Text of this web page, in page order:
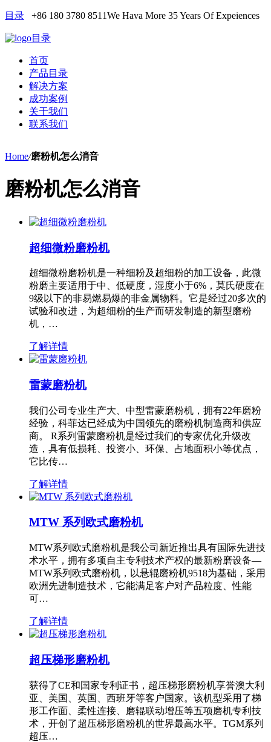
目录 +86 180 3780 8511We Hava More 35 Years Of Expeiences
目录
首页
产品目录
解决方案
成功案例
关于我们
联系我们
Home/磨粉机怎么消音
磨粉机怎么消音
超细微粉磨粉机
超细微粉磨粉机是一种细粉及超细粉的加工设备，此微
粉磨主要适用于中、低硬度，湿度小于6%，莫氏硬度在
9级以下的非易燃易爆的非金属物料。它是经过20多次的
试验和改进，为超细粉的生产而研发制造的新型磨粉
机，…
了解详情
雷蒙磨粉机
我们公司专业生产大、中型雷蒙磨粉机，拥有22年磨粉
经验，科菲达已经成为中国领先的磨粉机制造商和供应
商。 R系列雷蒙磨粉机是经过我们的专家优化升级改
造，具有低损耗、投资小、环保、占地面积小等优点，
它比传…
了解详情
MTW 系列欧式磨粉机
MTW系列欧式磨粉机是我公司新近推出具有国际先进技
术水平，拥有多项自主专利技术产权的最新粉磨设备—
MTW系列欧式磨粉机，以悬辊磨粉机9518为基础，采用
欧洲先进制造技术，它能满足客户对产品粒度、性能
可…
了解详情
超压梯形磨粉机
获得了CE和国家专利证书，超压梯形磨粉机享誉澳大利
亚、美国、英国、西班牙等客户国家。该机型采用了梯
形工作面、柔性连接、磨辊联动增压等五项磨机专利技
术，开创了超压梯形磨粉机的世界最高水平。TGM系列
超压…